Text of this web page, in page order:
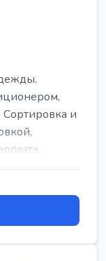
Сортировка и